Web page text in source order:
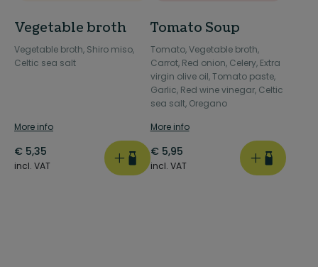
Vegetable broth
Vegetable broth, Shiro miso,
Celtic sea salt
€ 5,35
incl. VAT
More info
Tomato Soup
Tomato, Vegetable broth,
Carrot, Red onion, Celery, Extra
virgin olive oil, Tomato paste,
Garlic, Red wine vinegar, Celtic
sea salt, Oregano
€ 5,95
incl. VAT
More info